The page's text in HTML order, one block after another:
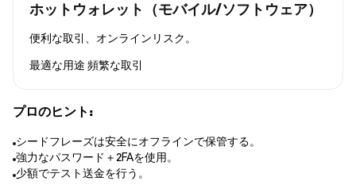
ホットウォレット（モバイル/ソフトウェア）
便利な取引、オンラインリスク。
最適な用途 頻繁な取引
プロのヒント:
シードフレーズは安全にオフラインで保管する。
強力なパスワード＋2FAを使用。
少額でテスト送金を行う。